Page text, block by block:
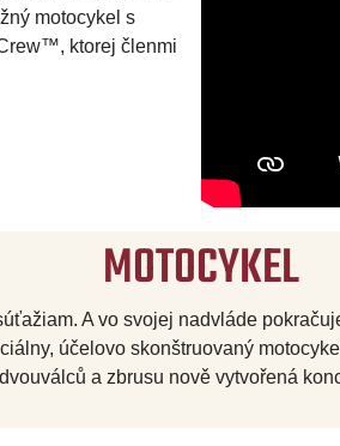
motocykel s
ktorej členmi
MOTOCYKEL
A vo svojej nadvláde
účelovo skonštruovaný
a zbrusu nově vytvořená